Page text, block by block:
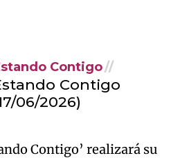
Contigo
Contigo
06/2026)
Contigo’ realizará su